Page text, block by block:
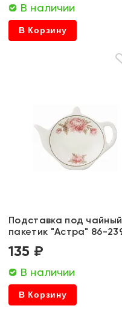
В наличии
В Корзину
Подставка под чайный
пакетик "Астра" 86-
135 ₽
В наличии
В Корзину